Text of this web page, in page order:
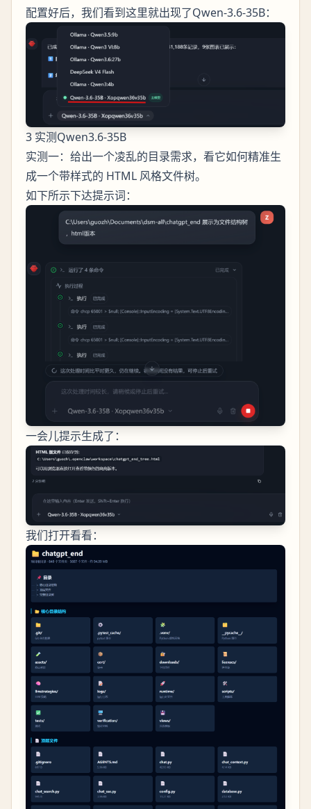
配置好后，我们看到这里就出现了Qwen-3.6-35B：
3 实测Qwen3.6-35B
实测一：给出一个凌乱的目录需求，看它如何精准生
成一个带样式的 HTML 风格文件树。
如下所示下达提示词：
一会儿提示生成了：
我们打开看看：